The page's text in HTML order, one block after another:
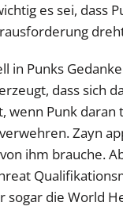
es sei, dass
in Punks
dass sich
wenn Punk
Zayn
ihm brauche.
sogar die World